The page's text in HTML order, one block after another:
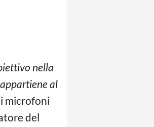
nella
al
microfoni
del